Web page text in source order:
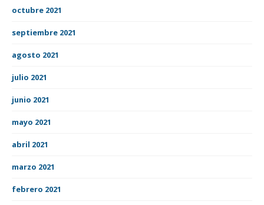
octubre 2021
septiembre 2021
agosto 2021
julio 2021
junio 2021
mayo 2021
abril 2021
marzo 2021
febrero 2021